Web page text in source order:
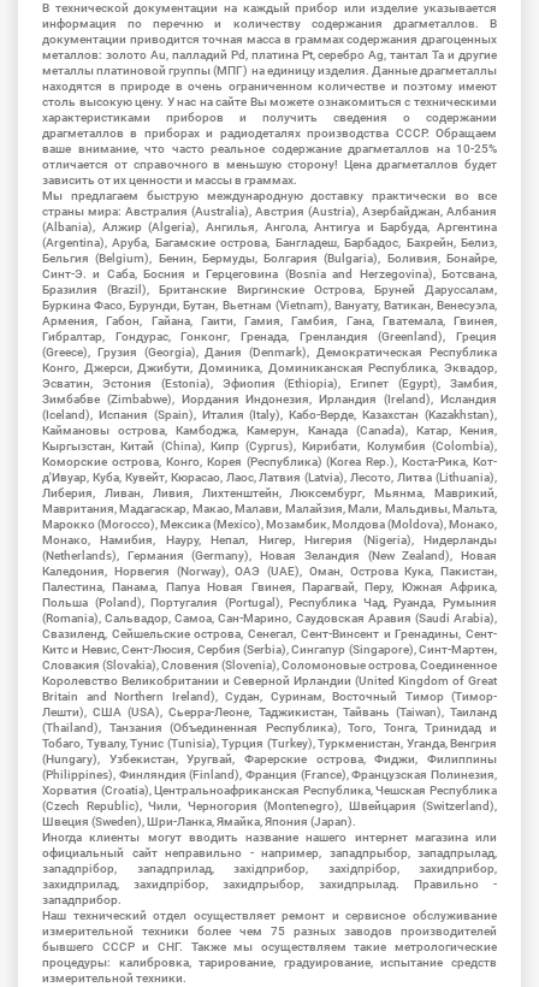
В технической документации на каждый прибор или изделие указывается
информация по перечню и количеству содержания драгметаллов. В
документации приводится точная масса в граммах содержания драгоценных
металлов: золото Au, палладий Pd, платина Pt, серебро Ag, тантал Ta и другие
металлы платиновой группы (МПГ) на единицу изделия. Данные драгметаллы
находятся в природе в очень ограниченном количестве и поэтому имеют
столь высокую цену. У нас на сайте Вы можете ознакомиться с техническими
характеристиками приборов и получить сведения о содержании
драгметаллов в приборах и радиодеталях производства СССР. Обращаем
ваше внимание, что часто реальное содержание драгметаллов на 10-25%
отличается от справочного в меньшую сторону! Цена драгметаллов будет
зависить от их ценности и массы в граммах.
Мы предлагаем быструю международную доставку практически во все
страны мира: Австралия (Australia), Австрия (Austria), Азербайджан, Албания
(Albania), Алжир (Algeria), Ангилья, Ангола, Антигуа и Барбуда, Аргентина
(Argentina), Аруба, Багамские острова, Бангладеш, Барбадос, Бахрейн, Белиз,
Бельгия (Belgium), Бенин, Бермуды, Болгария (Bulgaria), Боливия, Бонайре,
Синт-Э. и Саба, Босния и Герцеговина (Bosnia and Herzegovina), Ботсвана,
Бразилия (Brazil), Британские Виргинские Острова, Бруней Даруссалам,
Буркина Фасо, Бурунди, Бутан, Вьетнам (Vietnam), Вануату, Ватикан, Венесуэла,
Армения, Габон, Гайана, Гаити, Гамия, Гамбия, Гана, Гватемала, Гвинея,
Гибралтар, Гондурас, Гонконг, Гренада, Гренландия (Greenland), Греция
(Greece), Грузия (Georgia), Дания (Denmark), Демократическая Республика
Конго, Джерси, Джибути, Доминика, Доминиканская Республика, Эквадор,
Эсватин, Эстония (Estonia), Эфиопия (Ethiopia), Египет (Egypt), Замбия,
Зимбабве (Zimbabwe), Иордания Индонезия, Ирландия (Ireland), Исландия
(Iceland), Испания (Spain), Италия (Italy), Кабо-Верде, Казахстан (Kazakhstan),
Каймановы острова, Камбоджа, Камерун, Канада (Canada), Катар, Кения,
Кыргызстан, Китай (China), Кипр (Cyprus), Кирибати, Колумбия (Colombia),
Коморские острова, Конго, Корея (Республика) (Korea Rep.), Коста-Рика, Кот-
д'Ивуар, Куба, Кувейт, Кюрасао, Лаос, Латвия (Latvia), Лесото, Литва (Lithuania),
Либерия, Ливан, Ливия, Лихтенштейн, Люксембург, Мьянма, Маврикий,
Мавритания, Мадагаскар, Макао, Малави, Малайзия, Мали, Мальдивы, Мальта,
Марокко (Morocco), Мексика (Mexico), Мозамбик, Молдова (Moldova), Монако,
Монако, Намибия, Науру, Непал, Нигер, Нигерия (Nigeria), Нидерланды
(Netherlands), Германия (Germany), Новая Зеландия (New Zealand), Новая
Каледония, Норвегия (Norway), ОАЭ (UAE), Оман, Острова Кука, Пакистан,
Палестина, Панама, Папуа Новая Гвинея, Парагвай, Перу, Южная Африка,
Польша (Poland), Португалия (Portugal), Республика Чад, Руанда, Румыния
(Romania), Сальвадор, Самоа, Сан-Марино, Саудовская Аравия (Saudi Arabia),
Свазиленд, Сейшельские острова, Сенегал, Сент-Винсент и Гренадины, Сент-
Китс и Невис, Сент-Люсия, Сербия (Serbia), Сингапур (Singapore), Синт-Мартен,
Словакия (Slovakia), Словения (Slovenia), Соломоновые острова, Соединенное
Королевство Великобритании и Северной Ирландии (United Kingdom of Great
Britain and Northern Ireland), Судан, Суринам, Восточный Тимор (Тимор-
Лешти), США (USA), Сьерра-Леоне, Таджикистан, Тайвань (Taiwan), Таиланд
(Thailand), Танзания (Объединенная Республика), Того, Тонга, Тринидад и
Тобаго, Тувалу, Тунис (Tunisia), Турция (Turkey), Туркменистан, Уганда, Венгрия
(Hungary), Узбекистан, Уругвай, Фарерские острова, Фиджи, Филиппины
(Philippines), Финляндия (Finland), Франция (France), Французская Полинезия,
Хорватия (Croatia), Центральноафриканская Республика, Чешская Республика
(Czech Republic), Чили, Черногория (Montenegro), Швейцария (Switzerland),
Швеция (Sweden), Шри-Ланка, Ямайка, Япония (Japan).
Иногда клиенты могут вводить название нашего интернет магазина или
официальный сайт неправильно - например, западпрыбор, западпрылад,
западпрібор, западприлад, західприбор, західпрібор, захидприбор,
захидприлад, захидпрібор, захидпрыбор, захидпрылад. Правильно -
западприбор.
Наш технический отдел осуществляет ремонт и сервисное обслуживание
измерительной техники более чем 75 разных заводов производителей
бывшего СССР и СНГ. Также мы осуществляем такие метрологические
процедуры: калибровка, тарирование, градуирование, испытание средств
измерительной техники.